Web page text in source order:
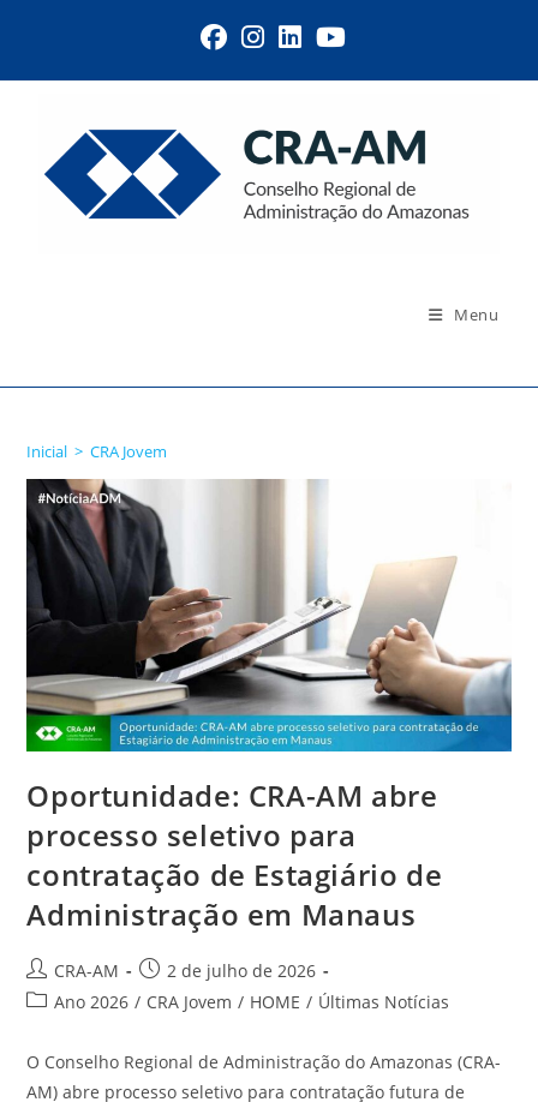
Menu
Inicial > CRA Jovem
Oportunidade: CRA-AM abre
processo seletivo para
contratação de Estagiário de
Administração em Manaus
CRA-AM
2 de julho de 2026
Ano 2026 / CRA Jovem / HOME / Últimas Notícias
O Conselho Regional de Administração do Amazonas (CRA-
AM) abre processo seletivo para contratação futura de